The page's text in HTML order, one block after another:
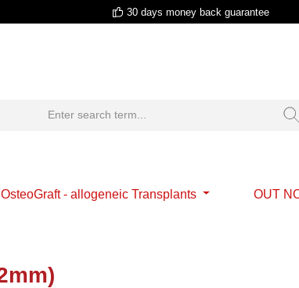
30 days money back guarantee
OsteoGraft - allogeneic Transplants OUT